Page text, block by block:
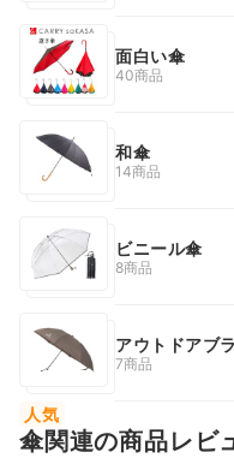
面白い傘
40商品
和傘
14商品
ビニール傘
8商品
アウトドアブ
7商品
人気
傘関連の商品レビ